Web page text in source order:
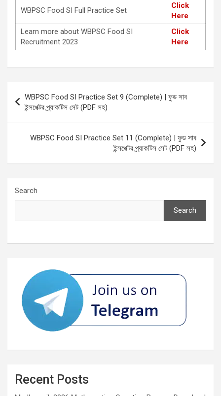
WBPSC Food SI Full Practice Set
Click
Here
Learn more about WBPSC Food SI
Recruitment 2023
Click
Here
navigation
WBPSC Food SI Practice Set 9 (Complete) | ফুড সাব
ইন্সপেক্টর প্র্যাকটিস সেট (PDF সহ)
WBPSC Food SI Practice Set 11 (Complete) | ফুড সাব
ইন্সপেক্টর প্র্যাকটিস সেট (PDF সহ)
Search
Search
Recent Posts